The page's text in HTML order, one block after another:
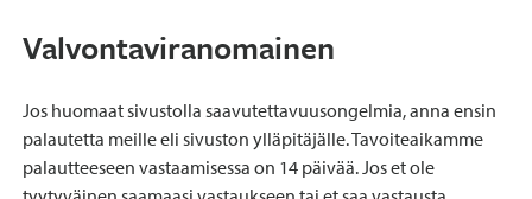
Valvontaviranomainen
Jos huomaat sivustolla saavutettavuusongelmia, anna ensin
palautetta meille eli sivuston ylläpitäjälle. Tavoiteaikamme
palautteeseen vastaamisessa on 14 päivää. Jos et ole